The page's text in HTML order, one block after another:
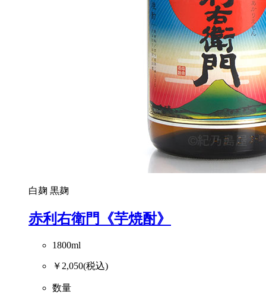
白麹 黒麹
赤利右衛門《芋焼酎》
1800ml
￥2,050(税込)
数量